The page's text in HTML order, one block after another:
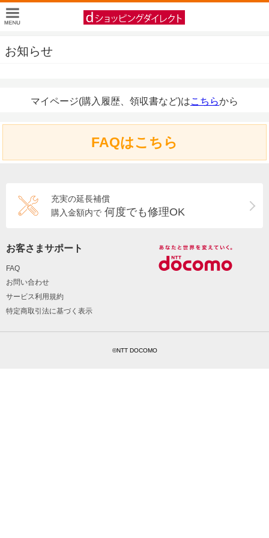
お知らせ
マイページ(購入履歴、領収書など)はこちらから
FAQはこちら
充実の延長補償
購入金額内で 何度でも修理OK
お客さまサポート
FAQ
お問い合わせ
サービス利用規約
特定商取引法に基づく表示
©NTT DOCOMO